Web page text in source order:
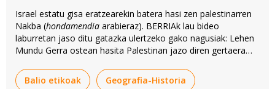
Israel estatu gisa eratzearekin batera hasi zen palestinarren
Nakba (hondamendia arabieraz). BERRIAk lau bideo
laburretan jaso ditu gatazka ulertzeko gako nagusiak: Lehen
Mundu Gerra ostean hasita Palestinan jazo diren gertaera
zerrenda zer den; eta Hamas erakunde politiko-militarrari
buruzko argibideak.
Balio etikoak Geografia-Historia